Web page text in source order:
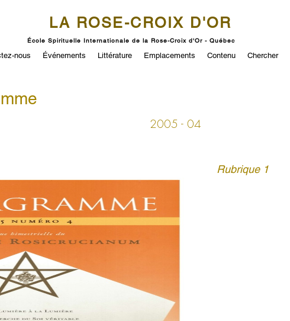
LA ROSE-CROIX D'OR
École Spirituelle Internationale de la Rose-Croix d'Or - Québec
nous Événements Littérature Emplacements Contenu Chercher
2005 - 04
Rubrique 1